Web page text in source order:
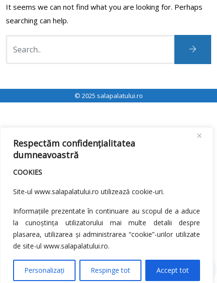
Respectăm confidențialitatea
dumneavoastră
COOKIES
Site-ul www.salapalatului.ro utilizează cookie-uri.
Informațiile prezentate în continuare au scopul de a aduce
la cunoștința utilizatorului mai multe detalii despre
plasarea, utilizarea și administrarea “cookie”-urilor utilizate
de site-ul www.salapalatului.ro.
Personalizați Respinge tot Accept tot
It seems we can not find what you are looking for. Perhaps
searching can help.
© 2025 salapalatului.ro